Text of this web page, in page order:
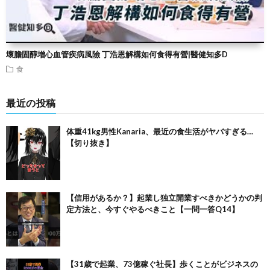
壞膽固醇增心血管疾病風險 丁浩恩解構如何食得有營|醫健知多D
食
最近の投稿
体重41kg男性Kanaria、最近の食生活がヤバすぎる…
【切り抜き】
【信用があるか？】起業し独立開業すべきかどうかの判
定方法と、今すぐやるべきこと【一問一答Q14】
【31歳で起業、73億稼ぐ社長】歩くことがビジネスの